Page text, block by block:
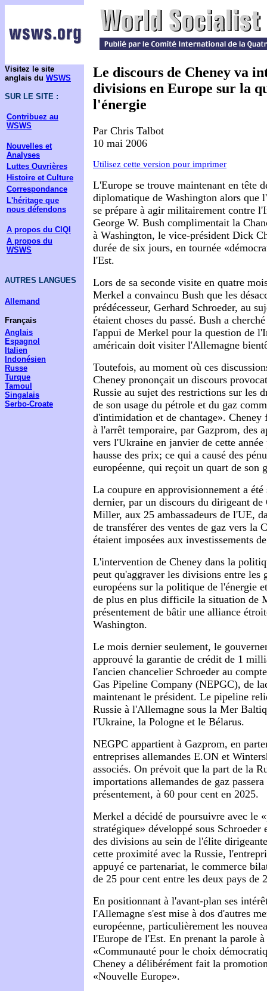
Visitez le site
anglais du WSWS
SUR LE SITE :
Contribuez au
WSWS
Nouvelles et
Analyses
Luttes Ouvrières
Histoire et Culture
Correspondance
L'héritage que
nous défendons
A propos du CIQI
A propos du
WSWS
AUTRES LANGUES
Allemand
Français
Anglais
Espagnol
Italien
Indonésien
Russe
Turque
Tamoul
Singalais
Serbo-Croate
Le discours de Cheney va
divisions en Europe sur la
l'énergie
Par Chris Talbot
10 mai 2006
Utilisez cette version pour imprimer
L'Europe se trouve maintenant en tête
diplomatique de Washington alors que
se prépare à agir militairement contre
George W. Bush complimentait la
à Washington, le vice-président Dick
durée de six jours, en tournée
l'Est.
Lors de sa seconde visite en quatre
Merkel a convaincu Bush que les
prédécesseur, Gerhard Schroeder, au
étaient choses du passé. Bush a
l'appui de Merkel pour la question de
américain doit visiter l'Allemagne
Toutefois, au moment où ces
Cheney prononçait un discours
Russie au sujet des restrictions sur les
de son usage du pétrole et du gaz
d'intimidation et de chantage». Cheney
à l'arrêt temporaire, par Gazprom, des
vers l'Ukraine en janvier de cette
hausse des prix; ce qui a causé des
européenne, qui reçoit un quart de son
La coupure en approvisionnement a
dernier, par un discours du dirigeant
Miller, aux 25 ambassadeurs de l'UE,
de transférer des ventes de gaz vers la
étaient imposées aux investissements
L'intervention de Cheney dans la
peut qu'aggraver les divisions entre les
européens sur la politique de l'énergie
de plus en plus difficile la situation de
présentement de bâtir une alliance
Washington.
Le mois dernier seulement, le
approuvé la garantie de crédit de 1
l'ancien chancelier Schroeder au
Gas Pipeline Company (NEPGC), de
maintenant le président. Le pipeline
Russie à l'Allemagne sous la Mer
l'Ukraine, la Pologne et le Bélarus.
NEGPC appartient à Gazprom, en
entreprises allemandes E.ON et
associés. On prévoit que la part de la
importations allemandes de gaz
présentement, à 60 pour cent en 2025.
Merkel a décidé de poursuivre avec le
stratégique» développé sous Schroeder
des divisions au sein de l'élite
cette proximité avec la Russie,
appuyé ce partenariat, le commerce
de 25 pour cent entre les deux pays de
En positionnant à l'avant-plan ses
l'Allemagne s'est mise à dos d'autres
européenne, particulièrement les
l'Europe de l'Est. En prenant la parole
«Communauté pour le choix
Cheney a délibérément fait la
«Nouvelle Europe».